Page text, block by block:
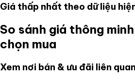
Giá thấp nhất theo dữ liệu
So sánh giá thông
chọn mua
Xem nơi bán & ưu đãi liên quan